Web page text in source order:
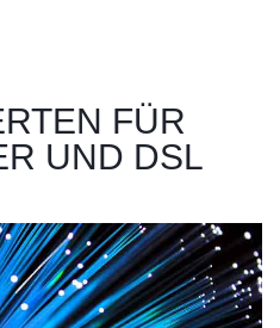
FÜR
UND DSL